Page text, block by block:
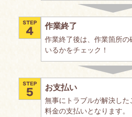
作業終了
作業終了後は、作業箇所の
いるかをチェック！
お支払い
無事にトラブルが解決した
料金の支払いとなります。